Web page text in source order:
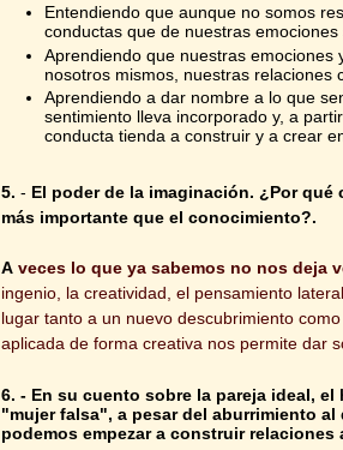
Entendiendo que aunque no somos
conductas que de nuestras emociones
Aprendiendo que nuestras
nosotros mismos, nuestras relaciones
Aprendiendo a dar nombre a lo que
sentimiento lleva incorporado y, a
conducta tienda a construir y a crear
5. - El poder de la imaginación. ¿Por
más importante que el conocimiento?.
A veces lo que ya sabemos no nos deja
ingenio, la creatividad, el pensamiento
lugar tanto a un nuevo descubrimiento
aplicada de forma creativa nos permite dar
6. - En su cuento sobre la pareja ideal,
"mujer falsa", a pesar del aburrimiento
podemos empezar a construir relaciones